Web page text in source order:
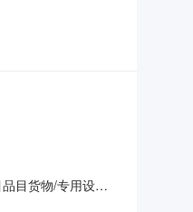
、简要
目货物/专用设备/